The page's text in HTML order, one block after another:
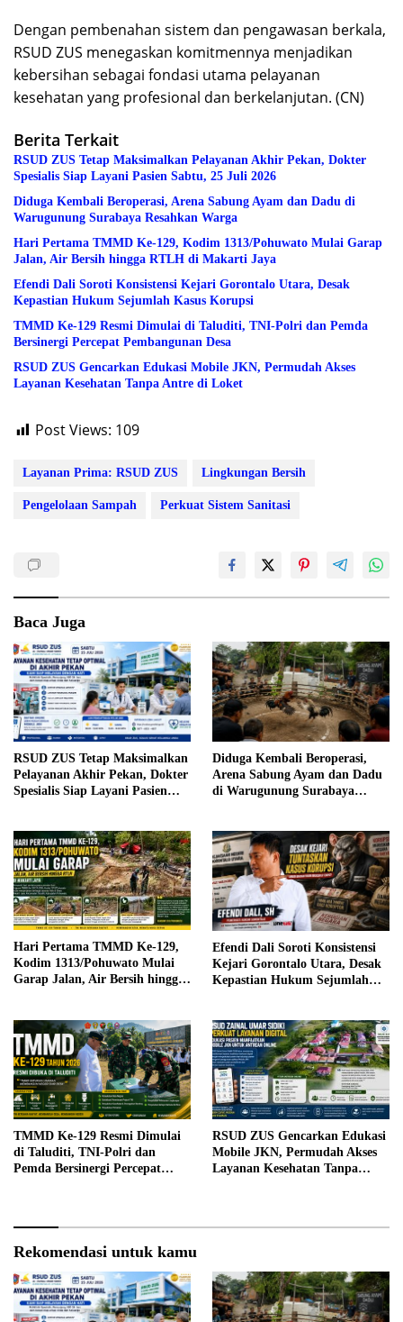
Dengan pembenahan sistem dan pengawasan berkala,
RSUD ZUS menegaskan komitmennya menjadikan
kebersihan sebagai fondasi utama pelayanan
kesehatan yang profesional dan berkelanjutan. (CN)
Berita Terkait
RSUD ZUS Tetap Maksimalkan Pelayanan Akhir Pekan, Dokter
Spesialis Siap Layani Pasien Sabtu, 25 Juli 2026
Diduga Kembali Beroperasi, Arena Sabung Ayam dan Dadu di
Warugunung Surabaya Resahkan Warga
Hari Pertama TMMD Ke-129, Kodim 1313/Pohuwato Mulai Garap
Jalan, Air Bersih hingga RTLH di Makarti Jaya
Efendi Dali Soroti Konsistensi Kejari Gorontalo Utara, Desak
Kepastian Hukum Sejumlah Kasus Korupsi
TMMD Ke-129 Resmi Dimulai di Taluditi, TNI-Polri dan Pemda
Bersinergi Percepat Pembangunan Desa
RSUD ZUS Gencarkan Edukasi Mobile JKN, Permudah Akses
Layanan Kesehatan Tanpa Antre di Loket
Post Views: 109
Layanan Prima: RSUD ZUS Lingkungan Bersih
Pengelolaan Sampah Perkuat Sistem Sanitasi
Baca Juga
RSUD ZUS Tetap Maksimalkan
Pelayanan Akhir Pekan, Dokter
Spesialis Siap Layani Pasien
Diduga Kembali Beroperasi,
Arena Sabung Ayam dan Dadu
di Warugunung Surabaya
Hari Pertama TMMD Ke-129,
Kodim 1313/Pohuwato Mulai
Garap Jalan, Air Bersih hingga
Efendi Dali Soroti Konsistensi
Kejari Gorontalo Utara, Desak
Kepastian Hukum Sejumlah
TMMD Ke-129 Resmi Dimulai
di Taluditi, TNI-Polri dan
Pemda Bersinergi Percepat
RSUD ZUS Gencarkan Edukasi
Mobile JKN, Permudah Akses
Layanan Kesehatan Tanpa
Rekomendasi untuk kamu